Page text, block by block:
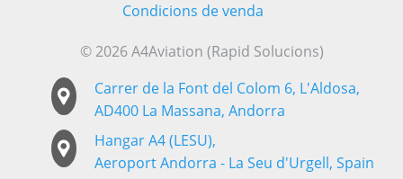
Condicions de venda
© 2026 A4Aviation (Rapid Solucions)
Carrer de la Font del Colom 6, L'Aldosa,
AD400 La Massana, Andorra
Hangar A4 (LESU),
Aeroport Andorra - La Seu d'Urgell, Spain